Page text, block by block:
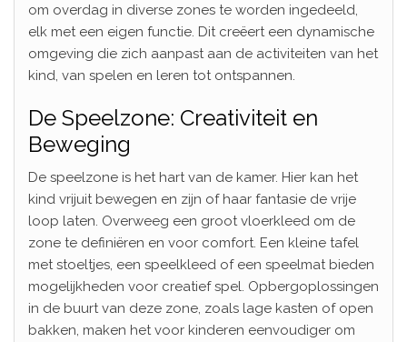
om overdag in diverse zones te worden ingedeeld,
elk met een eigen functie. Dit creëert een dynamische
omgeving die zich aanpast aan de activiteiten van het
kind, van spelen en leren tot ontspannen.
De Speelzone: Creativiteit en
Beweging
De speelzone is het hart van de kamer. Hier kan het
kind vrijuit bewegen en zijn of haar fantasie de vrije
loop laten. Overweeg een groot vloerkleed om de
zone te definiëren en voor comfort. Een kleine tafel
met stoeltjes, een speelkleed of een speelmat bieden
mogelijkheden voor creatief spel. Opbergoplossingen
in de buurt van deze zone, zoals lage kasten of open
bakken, maken het voor kinderen eenvoudiger om